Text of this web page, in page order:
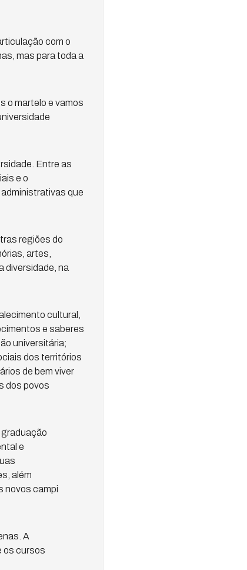
com o
mas para toda a
o martelo e vamos
Entre as
e o
que
regiões do
artes,
diversidade, na
cultural,
e saberes
universitária;
dos territórios
de bem viver
dos povos
e
além
novos campi
A
os cursos